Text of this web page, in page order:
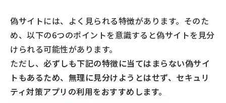
偽サイトには、よく見られる特徴があります。そのた
め、以下の6つのポイントを意識すると偽サイトを見分
けられる可能性があります。
ただし、 必ずしも下記の特徴に当てはまらない偽サイ
トもあるため、無理に見分けようとはせず、セキュリ
ティ対策アプリの利用をおすすめします。